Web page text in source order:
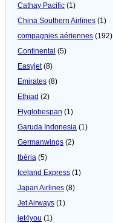
Cathay Pacific (1)
China Southern Airlines (1)
compagnies aériennes (192)
Continental (5)
Easyjet(8)
Emirates (8)
Ethiad (2)
Flyglobespan (1)
Garuda Indonesia (1)
Germanwings (2)
Ibéria (5)
Iceland Express (1)
Japan Airlines (8)
Jet Airways (1)
jet4you (1)